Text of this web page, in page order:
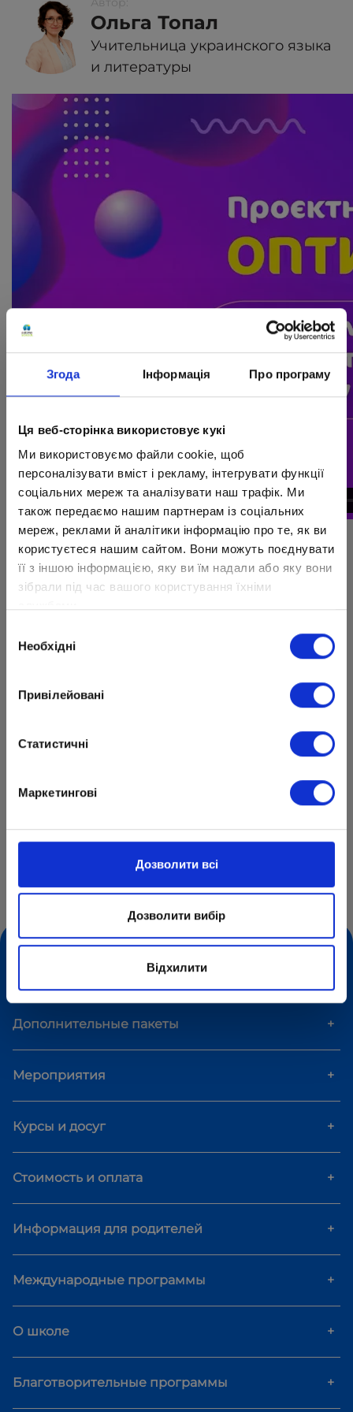
Згода Інформація Про програму
Ця веб-сторінка використовує кукі
Ми використовуємо файли cookie, щоб
персоналізувати вміст і рекламу, інтегрувати функції
соціальних мереж та аналізувати наш трафік. Ми
також передаємо нашим партнерам із соціальних
мереж, реклами й аналітики інформацію про те, як ви
користуєтеся нашим сайтом. Вони можуть поєднувати
її з іншою інформацією, яку ви їм надали або яку вони
зібрали під час вашого користування їхніми
згоди
Необхідні
Привілейовані
Статистичні
Маркетингові
Дозволити всі
Дозволити вибір
Відхилити
Ольга Топал
Учительница украинского языка
и литературы
Проектная деятельность учеников 6 класса
невероятно интересна. Они исследовали
клетки и их действие в жизни.
из подручных материалов, и изучали, как
работает клетка и ее разновидности.
Дети слаженно работали в командах и
создали яркое видео для своей проектной
Центр образования «ОПТИМА»
Блог Optima School об образовании, обучении и
Проектная деятельность. Шестиклассники-
Дополнительные пакеты +
Мероприятия +
Курсы и досуг +
Стоимость и оплата +
Информация для родителей +
Международные программы +
О школе +
Благотворительные программы +